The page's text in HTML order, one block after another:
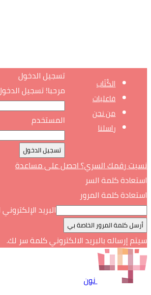
الكُتّاب
فاعليات
من نحن
راسلنا
تسجيل الدخول
مرحبا! تسجيل
المستخدم
نسيت رقمك السري؟ احصل على مساعدة
استعادة كلمة السر
استعادة كلمة المرور
البريد
سيتم إرساله بالبريد الالكتروني كلمة سر لك.
نون